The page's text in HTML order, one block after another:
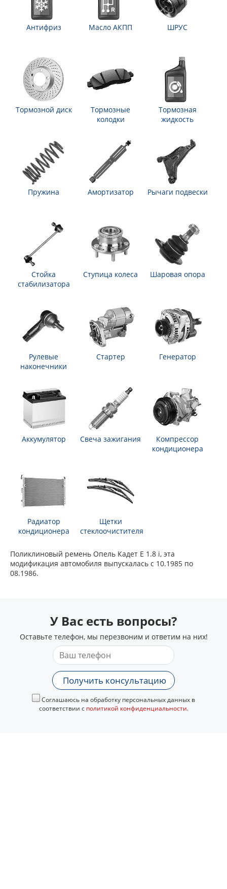
Антифриз Масло АКПП ШРУС
Тормозной диск
Тормозные
колодки
Тормозная
жидкость
Пружина Амортизатор Рычаги подвески
Стойка
стабилизатора
Ступица колеса Шаровая опора
Рулевые
наконечники
Стартер Генератор
Аккумулятор Свеча зажигания
Компрессор
кондиционера
Радиатор
кондиционера
Щетки
стеклоочистителя
Поликлиновый ремень Опель Кадет Е 1.8 i, эта
модификация автомобиля выпускалась с 10.1985 по
08.1986.
У Вас есть вопросы?
Оставьте телефон, мы перезвоним и ответим на них!
Получить консультацию
Соглашаюсь на обработку персональных данных в
соответствии с политикой конфиденциальности.